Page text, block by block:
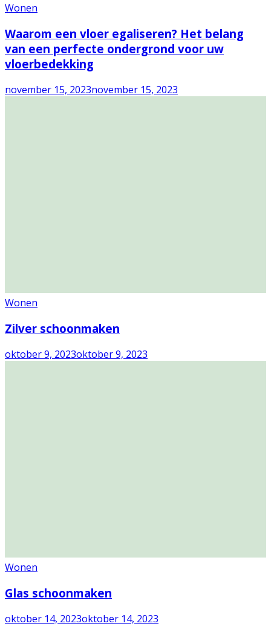
Wonen
Waarom een vloer egaliseren? Het belang
van een perfecte ondergrond voor uw
vloerbedekking
november 15, 2023november 15, 2023
Wonen
Zilver schoonmaken
oktober 9, 2023oktober 9, 2023
Wonen
Glas schoonmaken
oktober 14, 2023oktober 14, 2023